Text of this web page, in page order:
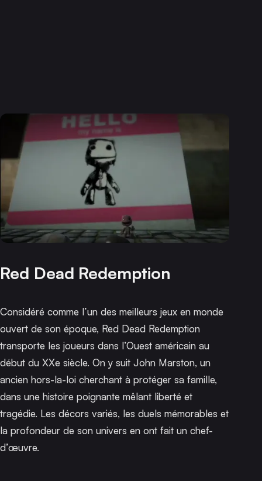
Red Dead Redemption
Considéré comme l’un des meilleurs jeux en monde
ouvert de son époque, Red Dead Redemption
transporte les joueurs dans l’Ouest américain au
début du XXe siècle. On y suit John Marston, un
ancien hors-la-loi cherchant à protéger sa famille,
dans une histoire poignante mêlant liberté et
tragédie. Les décors variés, les duels mémorables et
la profondeur de son univers en ont fait un chef-
d’œuvre.